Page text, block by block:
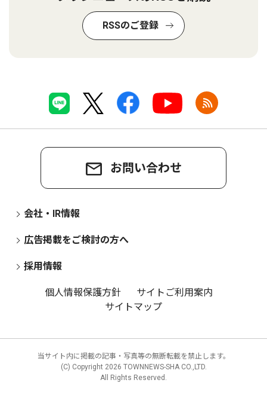
RSSのご登録
お問い合わせ
会社・IR情報
広告掲載をご検討の方へ
採用情報
個人情報保護方針
サイトご利用案内
サイトマップ
当サイト内に掲載の記事・写真等の無断転載を禁止します。
(C) Copyright 2026 TOWNNEWS-SHA CO.,LTD.
All Rights Reserved.